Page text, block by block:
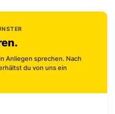
Anliegen sprechen. Nach
du von uns ein